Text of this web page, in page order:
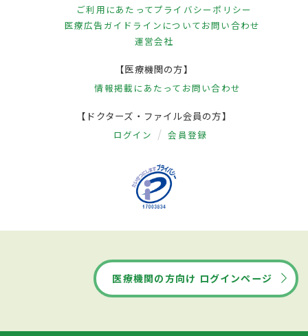
ご利用にあたってプライバシーポリシー
医療広告ガイドラインについてお問い合わせ
運営会社
【医療機関の方】
情報掲載にあたって お問い合わせ
【ドクターズ・ファイル会員の方】
ログイン 会員登録
医療機関の方向け ログインページ